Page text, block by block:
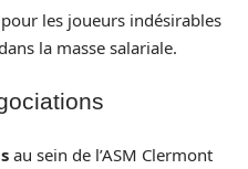
les joueurs indésirables
la masse salariale.
au sein de l’ASM Clermont